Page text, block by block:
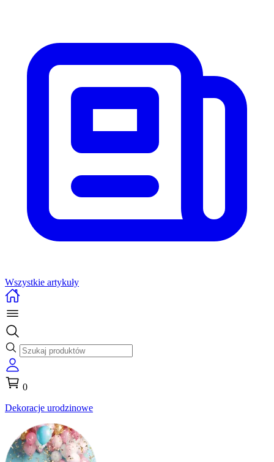
Wszystkie artykuły
0
Dekoracje urodzinowe